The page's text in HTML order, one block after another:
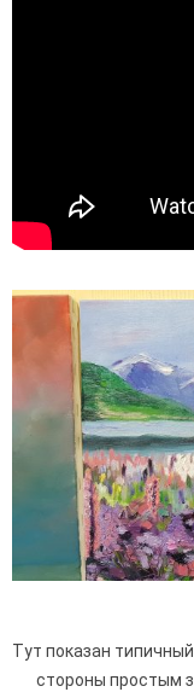
Тут показан
стороны простым